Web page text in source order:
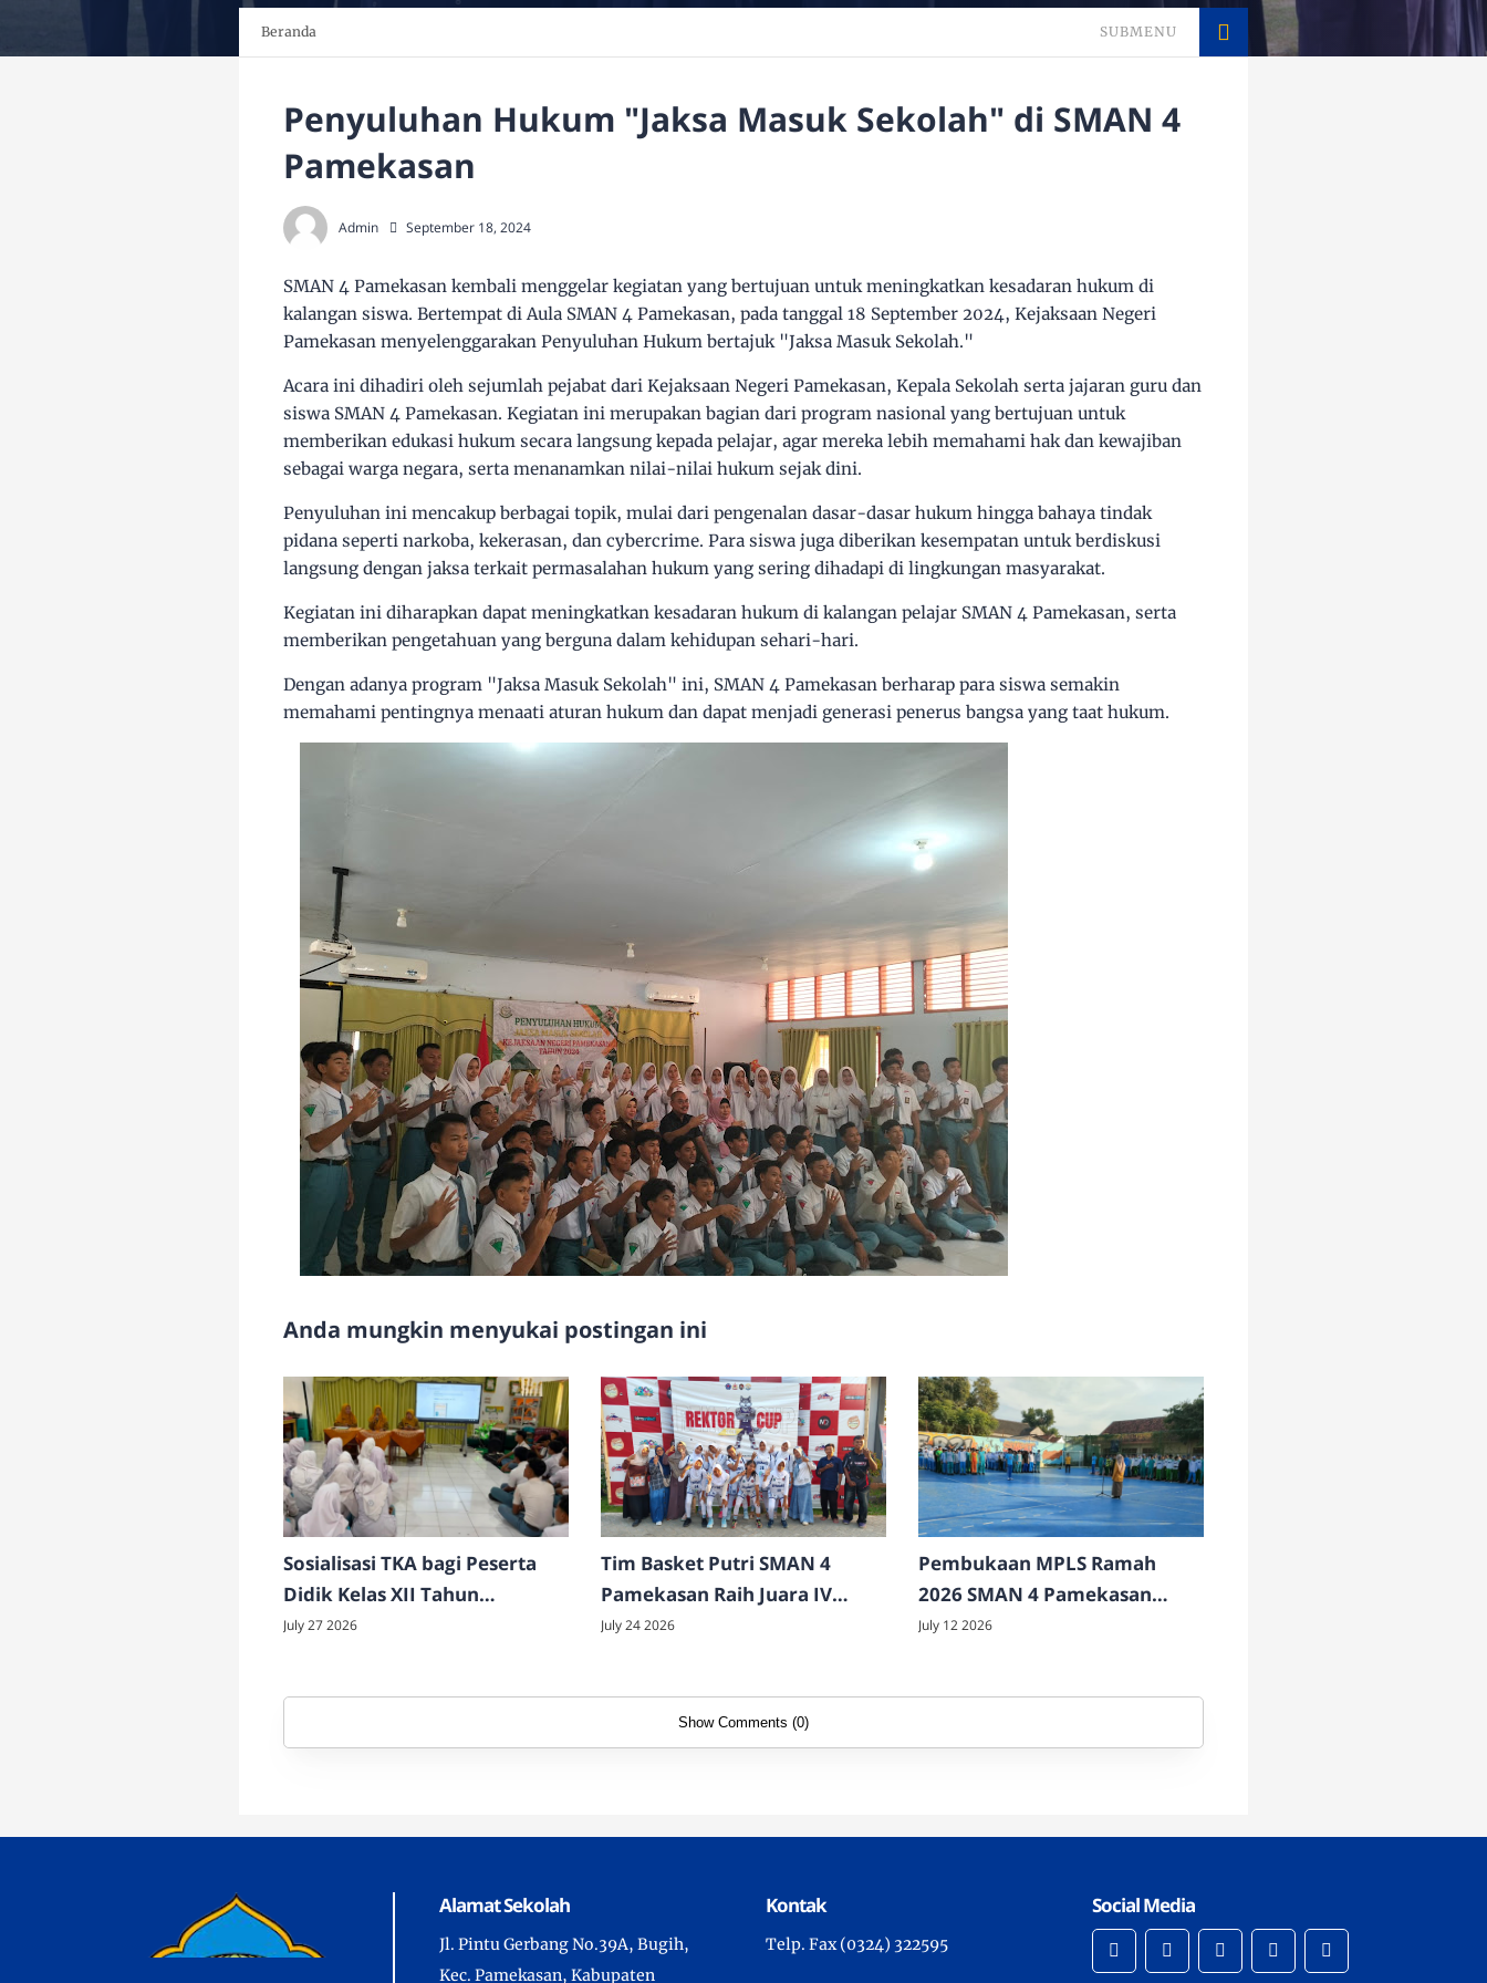
Beranda SUBMENU
Penyuluhan Hukum "Jaksa Masuk Sekolah" di SMAN 4
Pamekasan
Admin September 18, 2024
SMAN 4 Pamekasan kembali menggelar kegiatan yang bertujuan untuk meningkatkan kesadaran hukum di
kalangan siswa. Bertempat di Aula SMAN 4 Pamekasan, pada tanggal 18 September 2024, Kejaksaan Negeri
Pamekasan menyelenggarakan Penyuluhan Hukum bertajuk "Jaksa Masuk Sekolah."
Acara ini dihadiri oleh sejumlah pejabat dari Kejaksaan Negeri Pamekasan, Kepala Sekolah serta jajaran guru dan
siswa SMAN 4 Pamekasan. Kegiatan ini merupakan bagian dari program nasional yang bertujuan untuk
memberikan edukasi hukum secara langsung kepada pelajar, agar mereka lebih memahami hak dan kewajiban
sebagai warga negara, serta menanamkan nilai-nilai hukum sejak dini.
Penyuluhan ini mencakup berbagai topik, mulai dari pengenalan dasar-dasar hukum hingga bahaya tindak
pidana seperti narkoba, kekerasan, dan cybercrime. Para siswa juga diberikan kesempatan untuk berdiskusi
langsung dengan jaksa terkait permasalahan hukum yang sering dihadapi di lingkungan masyarakat.
Kegiatan ini diharapkan dapat meningkatkan kesadaran hukum di kalangan pelajar SMAN 4 Pamekasan, serta
memberikan pengetahuan yang berguna dalam kehidupan sehari-hari.
Dengan adanya program "Jaksa Masuk Sekolah" ini, SMAN 4 Pamekasan berharap para siswa semakin
memahami pentingnya menaati aturan hukum dan dapat menjadi generasi penerus bangsa yang taat hukum.
Anda mungkin menyukai postingan ini
Sosialisasi TKA bagi Peserta
Didik Kelas XII Tahun
Pelajaran 2026/2027
July 27 2026
Tim Basket Putri SMAN 4
Pamekasan Raih Juara IV
Rektor Cup 2026
July 24 2026
Pembukaan MPLS Ramah
2026 SMAN 4 Pamekasan
Resmi Digelar
July 12 2026
Show Comments (0)
Alamat Sekolah
Jl. Pintu Gerbang No.39A, Bugih,
Kec. Pamekasan, Kabupaten
Kontak
Telp. Fax (0324) 322595
Social Media